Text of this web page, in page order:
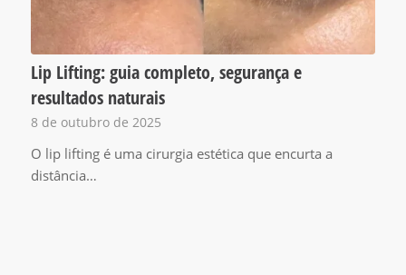
Lip Lifting: guia completo, segurança e
resultados naturais
8 de outubro de 2025
O lip lifting é uma cirurgia estética que encurta a
distância…